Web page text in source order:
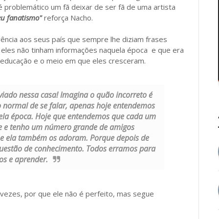
problemático um fã deixar de ser fã de uma artista
fanatismo"reforça Nacho.
aos seus país que sempre lhe diziam frases
não tinham informações naquela época e que era
e o meio em que eles cresceram.
nessa casa! Imagina o quão incorreto é
de se falar, apenas hoje entendemos
época. Hoje que entendemos que cada um
tenho um número grande de amigos
ela também os adoram. Porque depois de
de conhecimento. Todos erramos para
e aprender.
por que ele não é perfeito, mas segue